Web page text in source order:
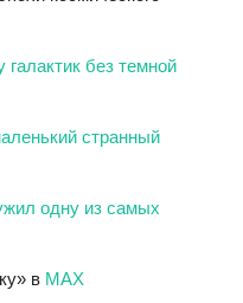
без темной
странный
одну из самых
в MAX